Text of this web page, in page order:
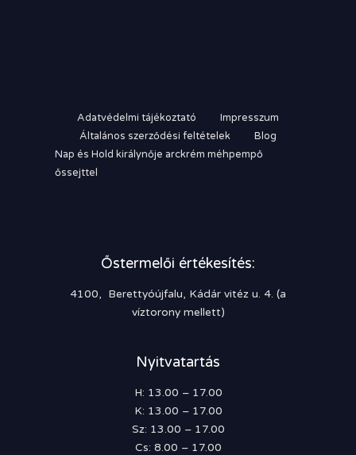
Adatvédelmi tájékoztató
Impresszum
Általános szerződési feltételek
Blog
Nap és Hold királynője arckrém méhpempő
őssejttel
Őstermelői értékesítés:
4100, Berettyóújfalu, Kádár vitéz u. 4. (a
víztorony mellett)
Nyitvatartás
H: 13.00 – 17.00
K: 13.00 – 17.00
Sz: 13.00 – 17.00
Cs: 8.00 – 17.00